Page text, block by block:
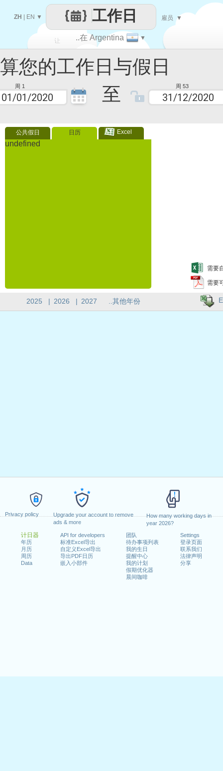
Privacy policy
Upgrade your account to remove
ads & more
How many working days in
year 2026?
计日器
年历
月历
周历
Data
API for developers
标准Excel导出
自定义Excel导出
导出PDF日历
嵌入小部件
团队
待办事项列表
我的生日
提醒中心
我的计划
假期优化器
晨间咖啡
Settings
登录页面
联系我们
法律声明
分享
工作日与假日
周 1 至 周 53
公共假日 日历 Excel
undefined
需要
需要
让
每一天
..在 Argentina ▼
工作日
ZH EN ▼ 雇员 ▼
2025 | 2026 | 2027 ..其他年份